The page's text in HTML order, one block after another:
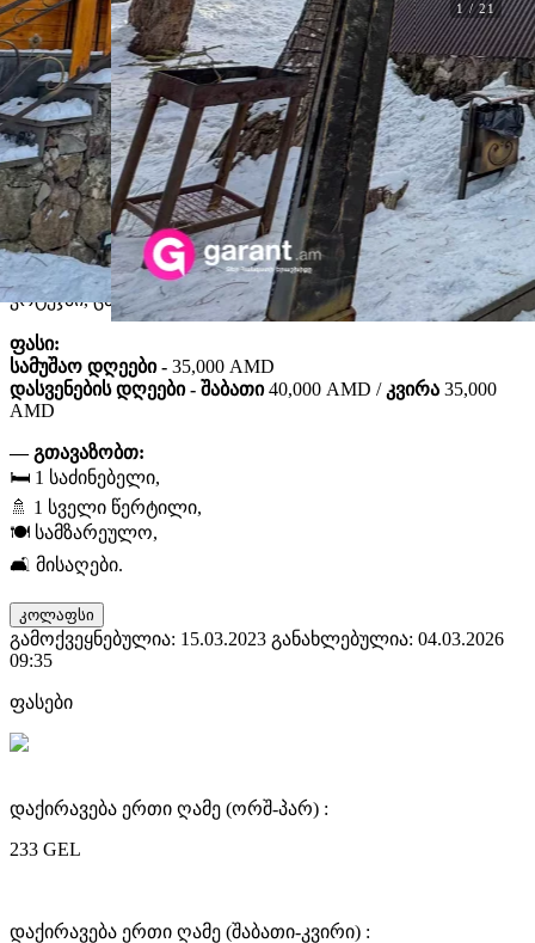
1/21
ᲥირავდებაA Frame House – Big
A Frame House – Big. წახკაძორი,
კოტაიქი
F3731Wi-FiᲢყეშისამზარეულო ბრაზიერიგათბობა
სატელევიზიომაცივარი
კეთილი იყოს თქვენი მობრძანება A Frame House – Big
კოტეჯში, ცახკაძორში 🏡
ფასი:
სამუშაო დღეები - 35,000 AMD
დასვენების დღეები - შაბათი40,000 AMD / კვირა 35,000
AMD
— გთავაზობთ:
🛏️ 1 საძინებელი,
🚿 1 სველი წერტილი,
🍽️ სამზარეულო,
🛋️ მისაღები.
კოლაფსი
გამოქვეყნებულია: 15.03.2023 განახლებულია: 04.03.2026
09:35
ფასები
დაქირავება ერთი ღამე (ორშ-პარ) :
233 GEL
დაქირავება ერთი ღამე (შაბათი-კვირი) :